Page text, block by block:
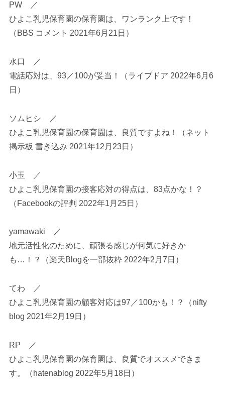
PW ／
ひよこ乳児保育園の保育園は、ワンランク上です！
（BBS コメント 2021年6月21日）
水口 ／
電話応対は、93／100が妥当！（ライブドア 2022年6月6
日）
ソムヒシ ／
ひよこ乳児保育園の保育園は、良質ですよね！（ネット
掲示板 書き込み 2021年12月23日）
小玉 ／
ひよこ乳児保育園の接客応対の得点は、83点かな！？
（Facebookの評判 2022年1月25日）
yamawaki ／
地元活性化のために、頑張る感じが何気に好きか
も…！？（楽天Blogを一部抜粋 2022年2月7日）
てわ ／
ひよこ乳児保育園の顧客対応は97／100かも！？（nifty
blog 2021年2月19日）
RP ／
ひよこ乳児保育園の保育園は、良質でオススメできま
す。（hatenablog 2022年5月18日）